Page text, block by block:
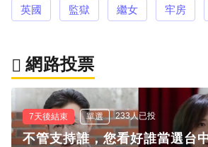
英國 監獄 繼女 牢房
網路投票
7天後結束 單選 233人已投
不管支持誰，您看好誰當選台